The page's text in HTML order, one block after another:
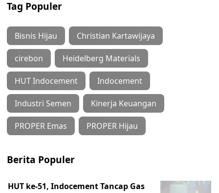
Tag Populer
Bisnis Hijau Christian Kartawijaya
cirebon Heidelberg Materials
HUT Indocement Indocement
Industri Semen Kinerja Keuangan
PROPER Emas PROPER Hijau
Berita Populer
HUT ke-51, Indocement Tancap Gas